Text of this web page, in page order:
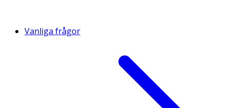
Vanliga frågor